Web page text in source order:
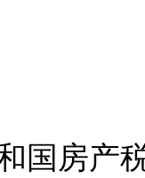
房产